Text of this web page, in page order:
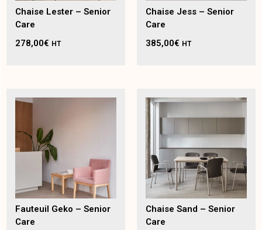
Chaise Lester – Senior
Care
278,00€ HT
Chaise Jess – Senior
Care
385,00€ HT
Fauteuil Geko – Senior
Care
Chaise Sand – Senior
Care